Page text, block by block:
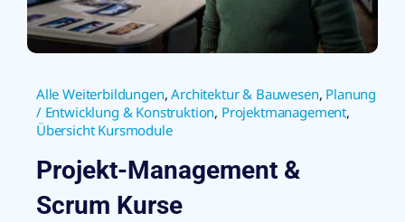
Alle Weiterbildungen,Architektur & Bauwesen, Planung
/ Entwicklung & Konstruktion, Projektmanagement,
Übersicht Kursmodule
Projekt-Management &
Scrum Kurse